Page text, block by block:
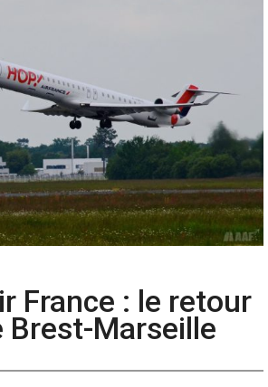
France : le retour
Brest-Marseille